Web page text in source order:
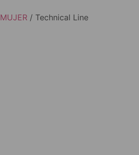
MUJER / Technical Line